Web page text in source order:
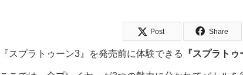
Post Share
『スプラトゥーン3』を発売前に体験できる 『スプラト